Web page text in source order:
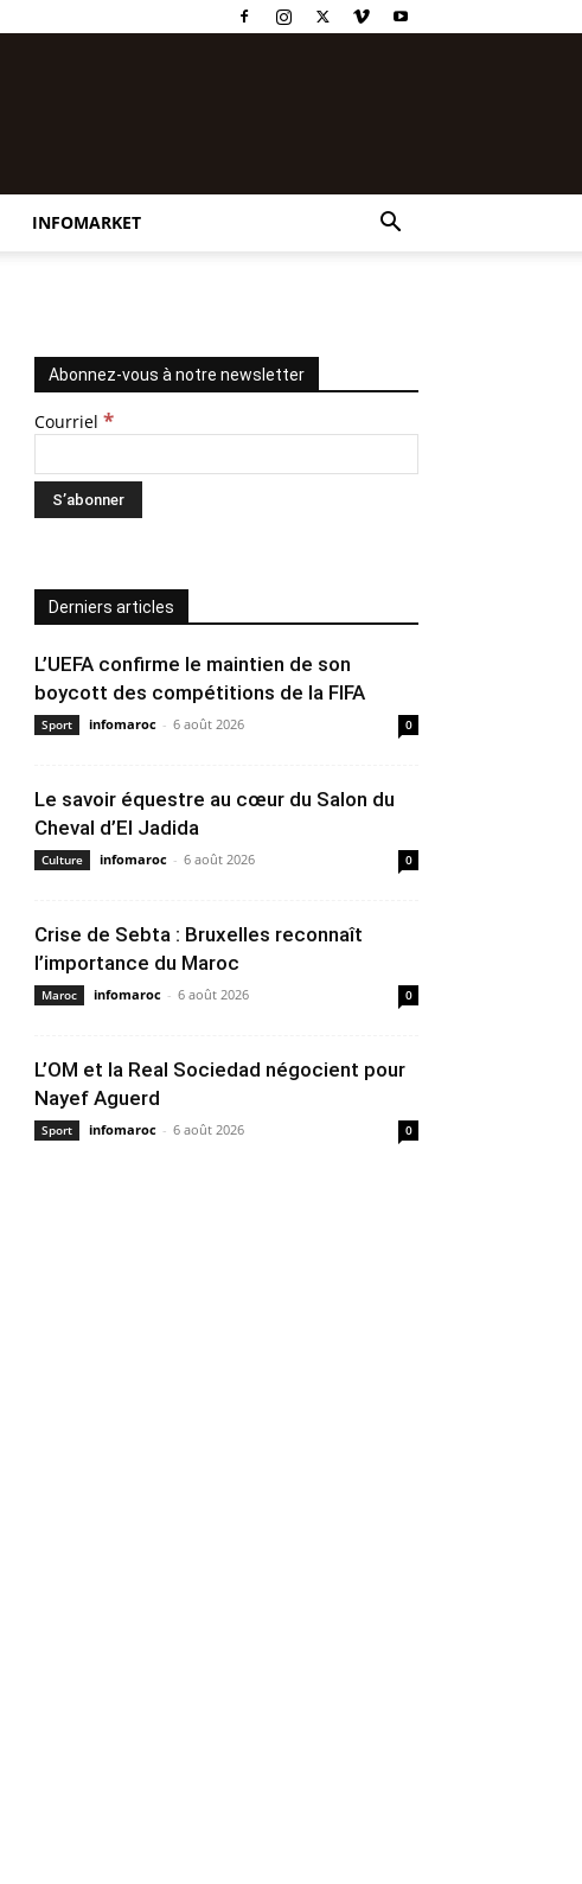
INFOMARKET
Abonnez-vous à notre newsletter
Courriel *
Derniers articles
L’UEFA confirme le maintien de son
boycott des compétitions de la FIFA
Sport infomaroc - 6 août 2026 0
Le savoir équestre au cœur du Salon du
Cheval d’El Jadida
Culture infomaroc - 6 août 2026 0
Crise de Sebta : Bruxelles reconnaît
l’importance du Maroc
Maroc infomaroc - 6 août 2026 0
L’OM et la Real Sociedad négocient pour
Nayef Aguerd
Sport infomaroc - 6 août 2026 0